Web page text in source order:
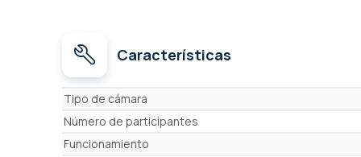
Características
Características
Tipo de cámara
Número de participantes
Funcionamiento